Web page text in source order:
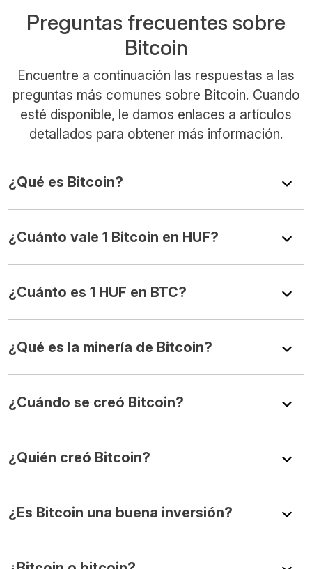
Preguntas frecuentes sobre
Bitcoin
Encuentre a continuación las respuestas a las
preguntas más comunes sobre Bitcoin. Cuando
esté disponible, le damos enlaces a artículos
detallados para obtener más información.
¿Qué es Bitcoin?
¿Cuánto vale 1 Bitcoin en HUF?
¿Cuánto es 1 HUF en BTC?
¿Qué es la minería de Bitcoin?
¿Cuándo se creó Bitcoin?
¿Quién creó Bitcoin?
¿Es Bitcoin una buena inversión?